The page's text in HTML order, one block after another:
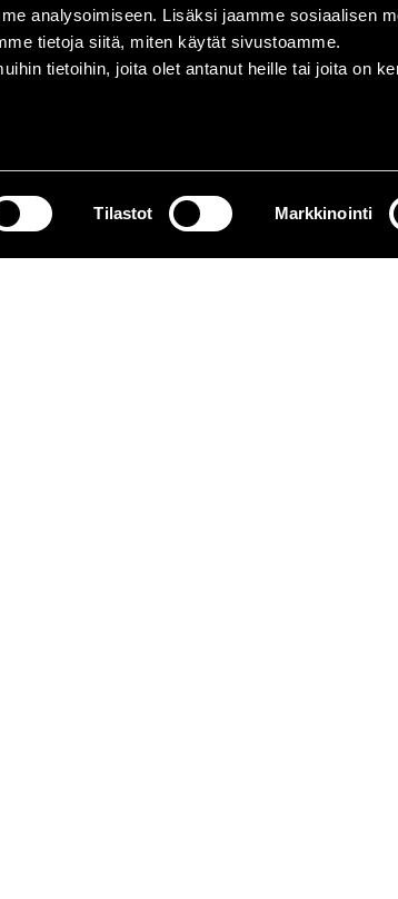
analysoimiseen. Lisäksi jaamme sosiaalisen
tietoja siitä, miten käytät sivustoamme.
tietoihin, joita olet antanut heille tai joita on
Tilastot Markkinointi